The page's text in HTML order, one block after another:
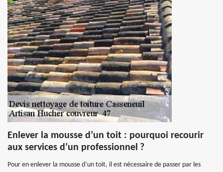
Enlever la mousse d’un toit : pourquoi recourir
aux services d’un professionnel ?
Pour en enlever la mousse d’un toit, il est nécessaire de passer par les